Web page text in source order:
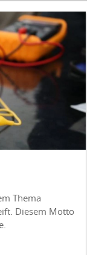
Thema
Diesem Motto